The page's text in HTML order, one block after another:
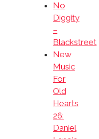
No
Diggity
–
Blackstreet
New
Music
For
Old
Hearts
26:
Daniel